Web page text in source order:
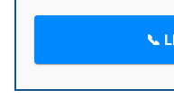
📞